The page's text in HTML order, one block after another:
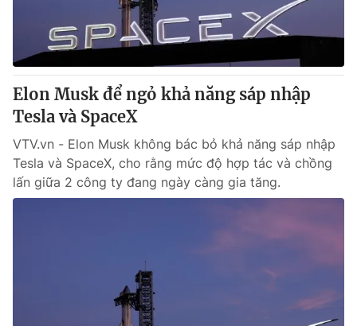
Thế giới đó đây
Câu chuyện quốc tế
Tài chính
Thị trường
Góc doanh nghiệp
Dữ liệu và đời sống
Truyền hình
Hậu trường
Nhân vật
Giải trí
Điện ảnh
Đời sống
Chất lượng cuộc sống
Hitech Công nghệ tương lai
Elon Musk để ngỏ khả năng sáp nhập
Tesla và SpaceX
VTV.vn - Elon Musk không bác bỏ khả năng sáp nhập
Tesla và SpaceX, cho rằng mức độ hợp tác và chồng
lấn giữa 2 công ty đang ngày càng gia tăng.